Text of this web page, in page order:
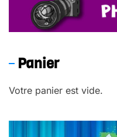
Panier
Votre panier est vide.